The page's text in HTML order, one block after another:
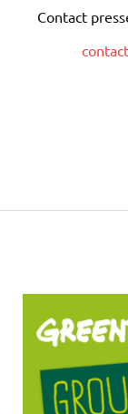
Contact